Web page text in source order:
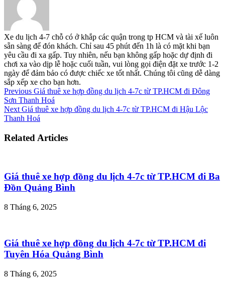
Xe du lịch 4-7 chỗ có ở khắp các quận trong tp HCM và tài xế luôn
sẵn sàng để đón khách. Chỉ sau 45 phút đến 1h là có mặt khi bạn
yêu cầu đi xa gấp. Tuy nhiên, nếu bạn không gấp hoặc dự định đi
chơi xa vào dịp lễ hoặc cuối tuần, vui lòng gọi điện đặt xe trước 1-2
ngày để đảm bảo có được chiếc xe tốt nhất. Chúng tôi cũng dễ dàng
sắp xếp xe cho bạn hơn.
Previous Giá thuê xe hợp đồng du lịch 4-7c từ TP.HCM đi Đông
Sơn Thanh Hoá
Next Giá thuê xe hợp đồng du lịch 4-7c từ TP.HCM đi Hậu Lộc
Thanh Hoá
Related Articles
Giá thuê xe hợp đồng du lịch 4-7c từ TP.HCM đi Ba
Đồn Quảng Bình
8 Tháng 6, 2025
Giá thuê xe hợp đồng du lịch 4-7c từ TP.HCM đi
Tuyên Hóa Quảng Bình
8 Tháng 6, 2025